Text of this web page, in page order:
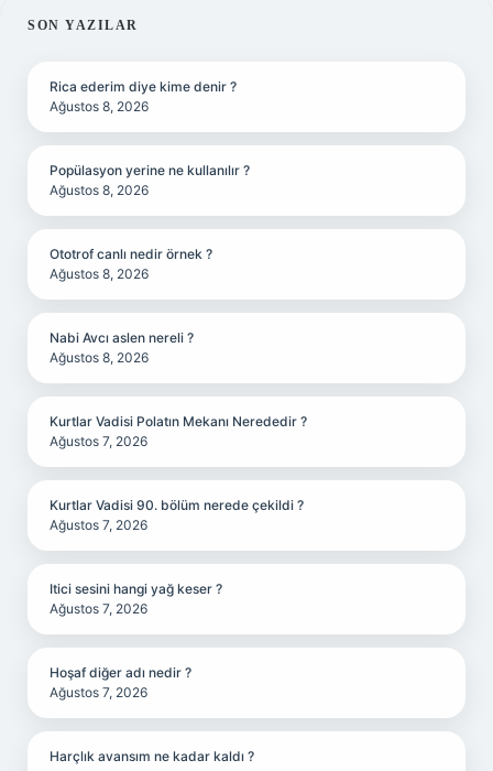
SIDEBAR
SON YAZILAR
Rica ederim diye kime denir ?
Ağustos 8, 2026
Popülasyon yerine ne kullanılır ?
Ağustos 8, 2026
Ototrof canlı nedir örnek ?
Ağustos 8, 2026
Nabi Avcı aslen nereli ?
Ağustos 8, 2026
Kurtlar Vadisi Polatın Mekanı Nerededir ?
Ağustos 7, 2026
Kurtlar Vadisi 90. bölüm nerede çekildi ?
Ağustos 7, 2026
Itici sesini hangi yağ keser ?
Ağustos 7, 2026
Hoşaf diğer adı nedir ?
Ağustos 7, 2026
Harçlık avansım ne kadar kaldı ?